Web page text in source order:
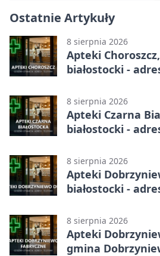
Ostatnie Artykuły
8 sierpnia 2026
Apteki
białostocki -
8 sierpnia 2026
Apteki Czarna
białostocki -
8 sierpnia 2026
Apteki
białostocki -
8 sierpnia 2026
Apteki
gmina